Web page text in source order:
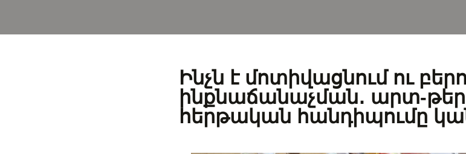
Ինչն է մոտիվացնում ու
ինքնաճանաչման․ արտ-
հերթական հանդիպումը